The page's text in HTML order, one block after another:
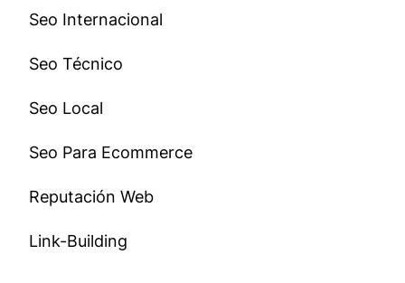
Seo Internacional
Seo Técnico
Seo Local
Seo Para Ecommerce
Reputación Web
Link-Building